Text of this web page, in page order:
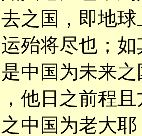
之国，即地
殆将尽也；如
中国为未来
他日之前程
中国为老大